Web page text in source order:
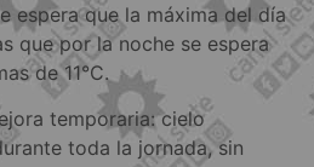
espera que la máxima del día
que por la noche se espera
de 11°C.
temporaria: cielo
toda la jornada, sin